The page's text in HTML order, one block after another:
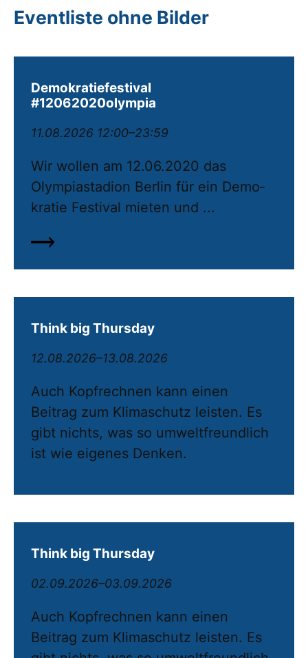
Eventliste ohne Bilder
Demokratiefestival
#12062020olympia
11.08.2026 12:00–23:59
Wir wollen am 12.06.2020 das
Olympiastadion Berlin für ein De­mo­
kratie Festival mieten und ...
Think big Thursday
12.08.2026–13.08.2026
Auch Kopfrechnen kann einen
Beitrag zum Klimaschutz leisten. Es
gibt nichts, was so umweltfreundlich
ist wie eigenes Denken.
Think big Thursday
02.09.2026–03.09.2026
Auch Kopfrechnen kann einen
Beitrag zum Klimaschutz leisten. Es